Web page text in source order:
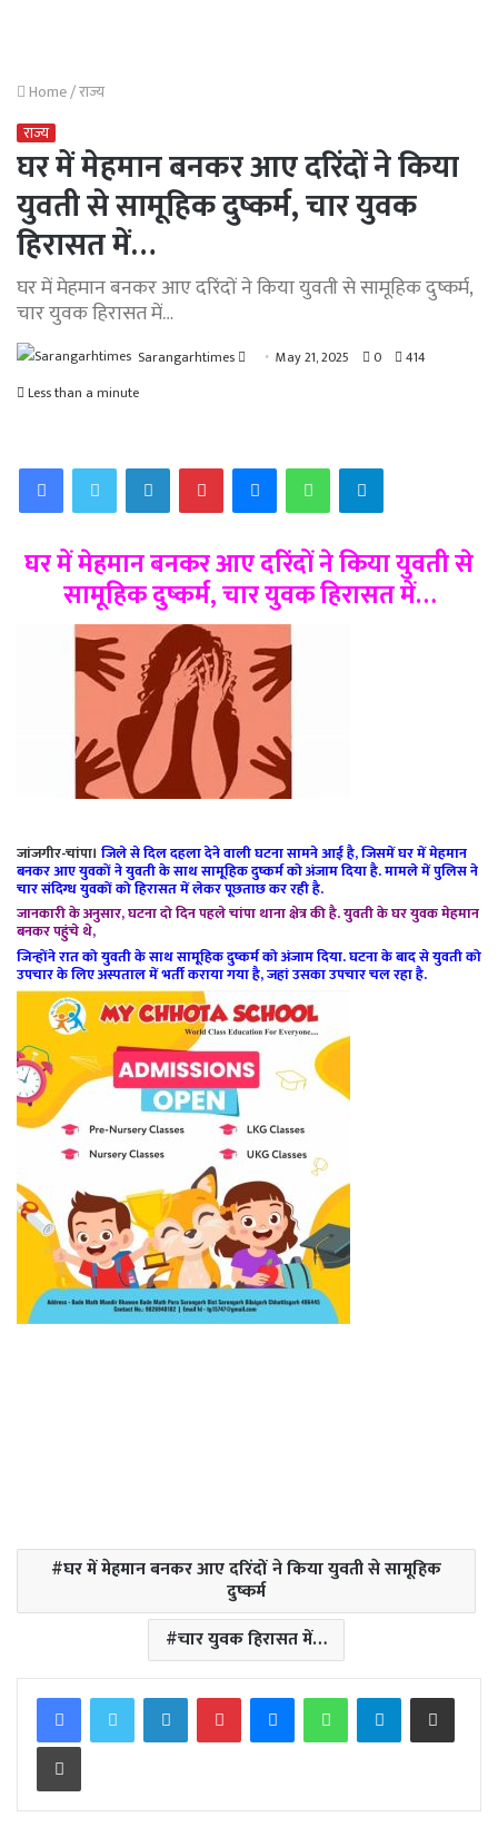
Home/राज्य
राज्य
घर में मेहमान बनकर आए दरिंदों ने किया
युवती से सामूहिक दुष्कर्म, चार युवक
हिरासत में…
घर में मेहमान बनकर आए दरिंदों ने किया युवती से सामूहिक दुष्कर्म,
चार युवक हिरासत में…
Sarangarhtimes
Send May 21, 2025 0
414
Less than a minute
FacebookTwitterLinkedInPinterestMessengerWhatsAppTelegram
घर में मेहमान बनकर आए दरिंदों ने किया युवती से
सामूहिक दुष्कर्म, चार युवक हिरासत में…
जांजगीर-चांपा। जिले से दिल दहला देने वाली घटना सामने आई है, जिसमें घर में मेहमान
बनकर आए युवकों ने युवती के साथ सामूहिक दुष्कर्म को अंजाम दिया है. मामले में पुलिस ने
चार संदिग्ध युवकों को हिरासत में लेकर पूछताछ कर रही है.
जानकारी के अनुसार, घटना दो दिन पहले चांपा थाना क्षेत्र की है. युवती के घर युवक मेहमान
बनकर पहुंचे थे,
जिन्होंने रात को युवती के साथ सामूहिक दुष्कर्म को अंजाम दिया. घटना के बाद से युवती को
उपचार के लिए अस्पताल में भर्ती कराया गया है, जहां उसका उपचार चल रहा है.
घर में मेहमान बनकर आए दरिंदों ने किया युवती से सामूहिक
दुष्कर्म
चार युवक हिरासत में…
FacebookTwitterLinkedInPinterestMessengerWhatsAppTelegramShare via Email
Print